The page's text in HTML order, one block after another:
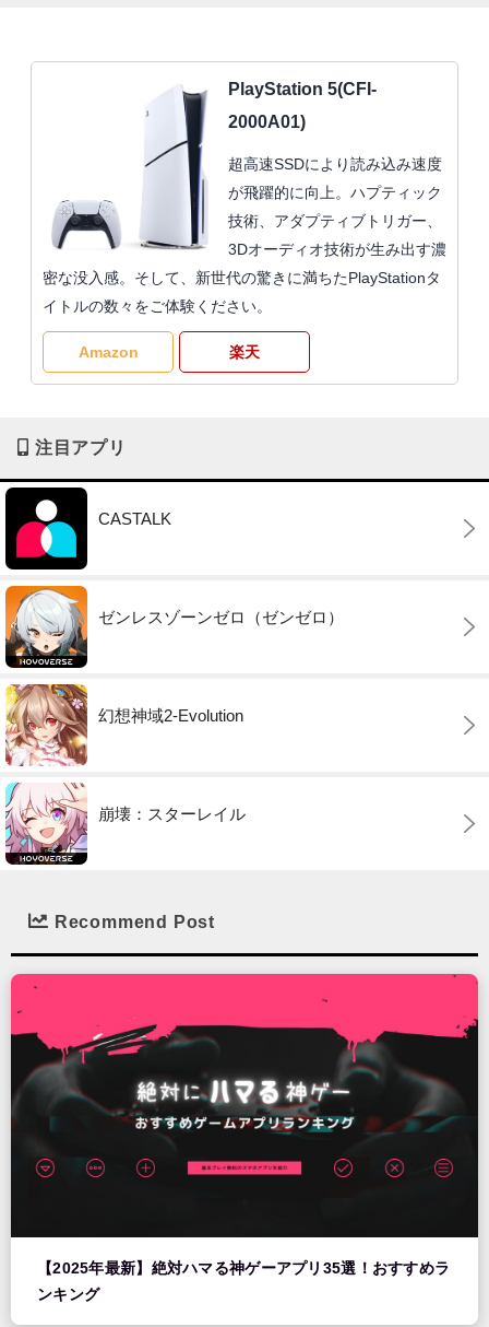
PlayStation 5(CFI-
2000A01)
超高速SSDにより読み込み速度
が飛躍的に向上。ハプティック
技術、アダプティブトリガー、
3Dオーディオ技術が生み出す濃
密な没入感。そして、新世代の驚きに満ちたPlayStationタ
イトルの数々をご体験ください。
Amazon 楽天
注目アプリ
CASTALK
ゼンレスゾーンゼロ（ゼンゼロ）
幻想神域2-Evolution
崩壊：スターレイル
Recommend Post
【2025年最新】絶対ハマる神ゲーアプリ35選！おすすめラ
ンキング